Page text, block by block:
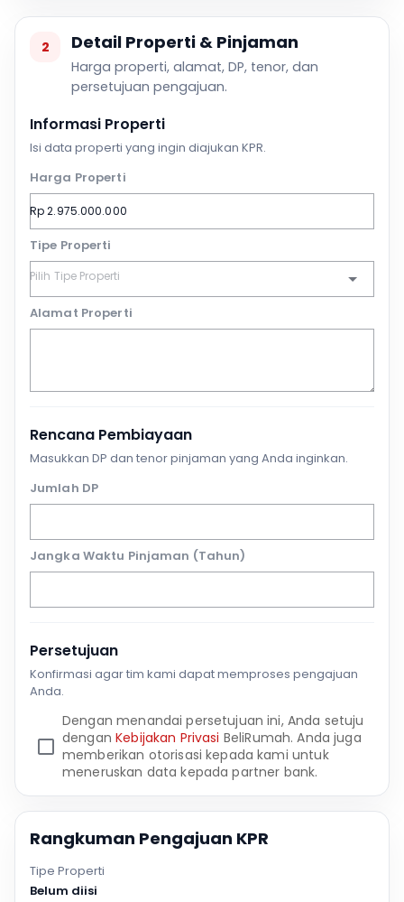
2 Detail Properti & Pinjaman
Harga properti, alamat, DP, tenor, dan
persetujuan pengajuan.
Informasi Properti
Isi data properti yang ingin diajukan KPR.
Harga Properti
Tipe Properti
Alamat Properti
Rencana Pembiayaan
Masukkan DP dan tenor pinjaman yang Anda inginkan.
Jumlah DP
Jangka Waktu Pinjaman (Tahun)
Persetujuan
Konfirmasi agar tim kami dapat memproses pengajuan
Anda.
Dengan menandai persetujuan ini, Anda setuju
denganKebijakan Privasi BeliRumah. Anda juga
memberikan otorisasi kepada kami untuk
meneruskan data kepada partner bank.
Rangkuman Pengajuan KPR
Tipe Properti
Belum diisi